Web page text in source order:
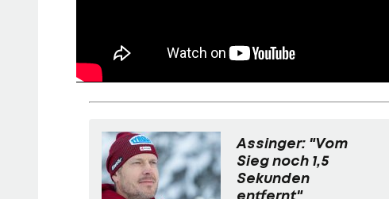
Assinger: "Vom
Sieg noch 1,5
Sekunden
entfernt"